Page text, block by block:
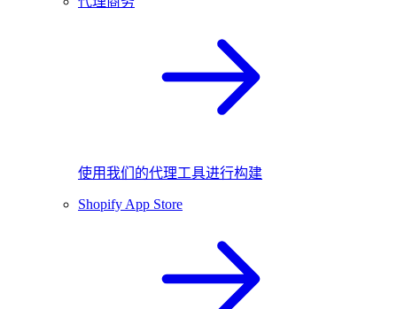
使用我们的代理工具进行构建
Shopify App Store